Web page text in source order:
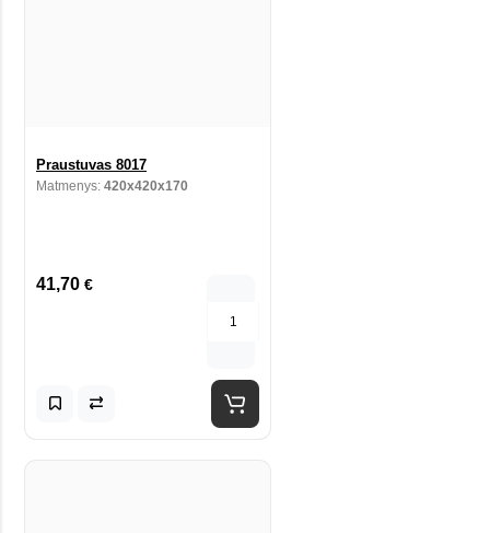
Praustuvas 8017
Matmenys: 420x420x170
41,70 €